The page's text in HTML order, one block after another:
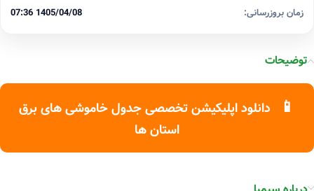
زمان بروزرسانی: 1405/04/08 07:36
توضیحات
📱
دانلود اپلیکیشن تخصصی جدول خاموشی های برق
استان ها